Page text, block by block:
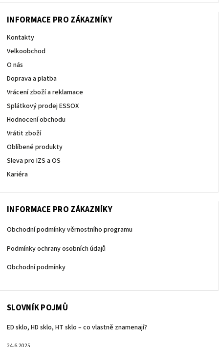
INFORMACE PRO ZÁKAZNÍKY
Kontakty
Velkoobchod
O nás
Doprava a platba
Vrácení zboží a reklamace
Splátkový prodej ESSOX
Hodnocení obchodu
Vrátit zboží
Oblíbené produkty
Sleva pro IZS a OS
Kariéra
INFORMACE PRO ZÁKAZNÍKY
Obchodní podmínky věrnostního programu
Podmínky ochrany osobních údajů
Obchodní podmínky
SLOVNÍK POJMŮ
ED sklo, HD sklo, HT sklo – co vlastně znamenají?